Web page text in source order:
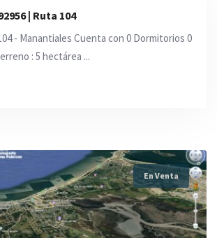
| Ruta 104
- Manantiales Cuenta con 0 Dormitorios 0
: 5 hectárea ...
En Venta